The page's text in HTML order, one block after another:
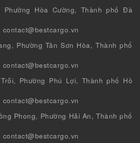
Phường Hòa Cường, Thành phố Đà
contact@bestcargo.vn
Phường Tân Sơn Hòa, Thành phố
contact@bestcargo.vn
Phường Phú Lợi, Thành phố Hồ
contact@bestcargo.vn
Phong, Phường Hải An, Thành phố
contact@bestcargo.vn